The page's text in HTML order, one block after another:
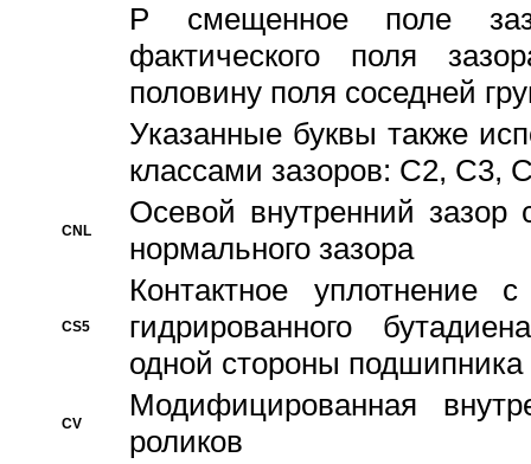
P смещенное поле
фактического поля
половину поля соседней
Указанные буквы также
классами зазоров: С2,
CNL
Осевой внутренний зазор
нормального зазора
CS5
Контактное уплотнение
гидрированного
одной стороны подшипника
CV
Модифицированная
роликов